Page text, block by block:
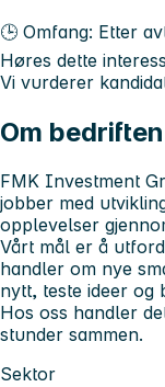
🕒 Omfang: Etter
Høres dette
Vi vurderer
Om bedriften
FMK Investment
jobber med
opplevelser
Vårt mål er å
handler om nye
nytt, teste ideer
Hos oss handler
stunder sammen.
Sektor